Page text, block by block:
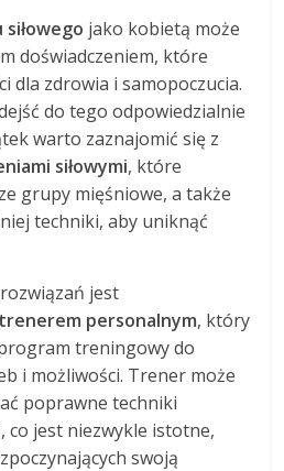
jako kobietą może
doświadczeniem, które
dla zdrowia i samopoczucia.
do tego odpowiedzialnie
warto zaznajomić się z
siłowymi, które
grupy mięśniowe, a także
techniki, aby uniknąć
jest
trenerem personalnym, który
treningowy do
i możliwości. Trener może
poprawne techniki
co jest niezwykle istotne,
swoją